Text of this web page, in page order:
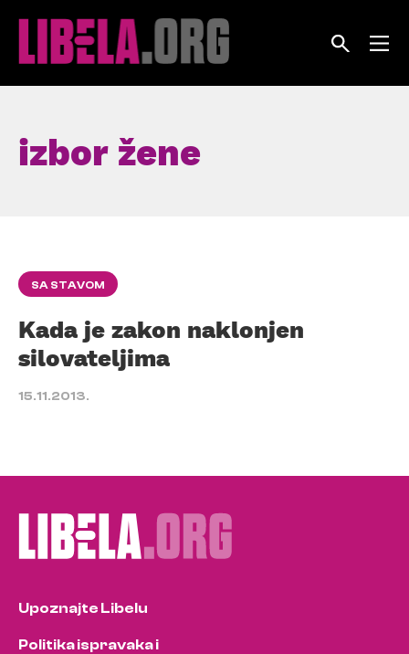
izbor žene
SA STAVOM
Kada je zakon naklonjen
silovateljima
15.11.2013.
Upoznajte Libelu
Politika ispravaka i